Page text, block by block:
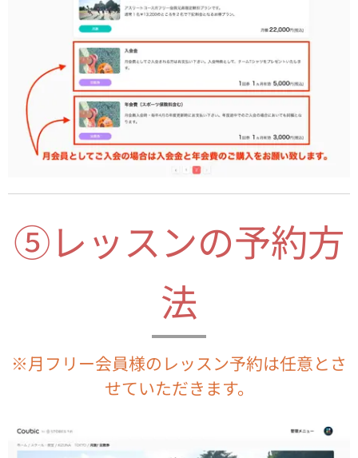
⑤レッスンの予約方
法
※月フリー会員様のレッスン予約は任意とさ
せていただきます。